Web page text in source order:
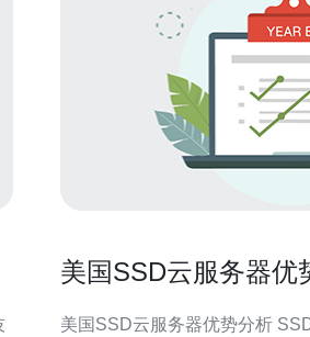
美国SSD云服务器优
美国SSD云服务器优势分析 SSD云服务器是一种基于固态